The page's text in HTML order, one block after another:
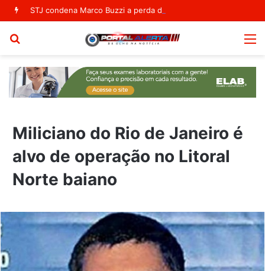
Miliciano do Rio de Janeiro é
alvo de operação no Litoral
Norte baiano